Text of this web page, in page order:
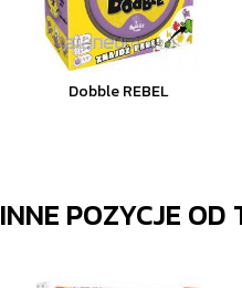
Dobble REBEL
INNE POZYCJE OD